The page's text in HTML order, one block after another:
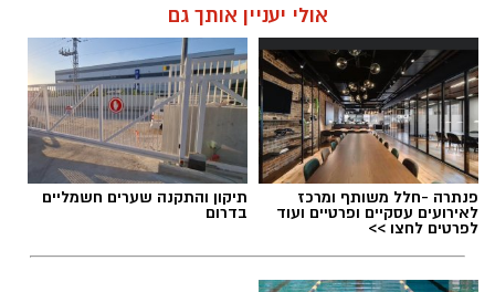
פאודה" חוזרת ל-7 באוקטובר: yesאולי יעניין אותך גם
פנתרה -חלל משותף ומרכז
לאירועים עסקיים ופרטיים ועוד
לפרטים לחצו >>
תיקון והתקנה שערים חשמליים
בדרום